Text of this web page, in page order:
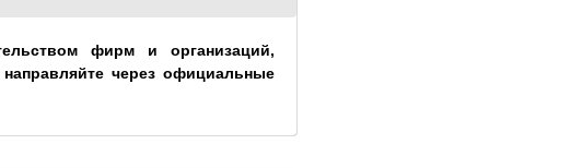
фирм и организаций,
через официальные